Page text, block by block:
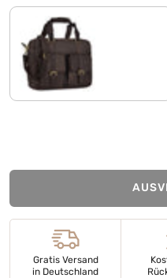
matt - dunkelbraun
Gratis Versand
in Deutschland